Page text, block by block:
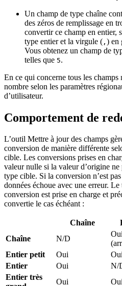
Un champ de type chaîne
des zéros de remplissage en
convertir ce champ en entier,
type entier et la virgule ( , ) en
Vous obtenez un champ de
telles que 5.
En ce qui concerne tous les champs
nombre selon les paramètres
d’utilisateur.
Comportement de
L’outil Mettre à jour des champs
conversion de manière différente
cible. Les conversions prises en
valeur nulle si la valeur d’origine
type cible. Si la conversion n’est
données échoue avec une erreur.
conversion est prise en charge et
convertie le cas échéant :
Chaîne
Chaîne
N/D
Entier petit
Oui
Entier
Oui N/
Entier très
Oui